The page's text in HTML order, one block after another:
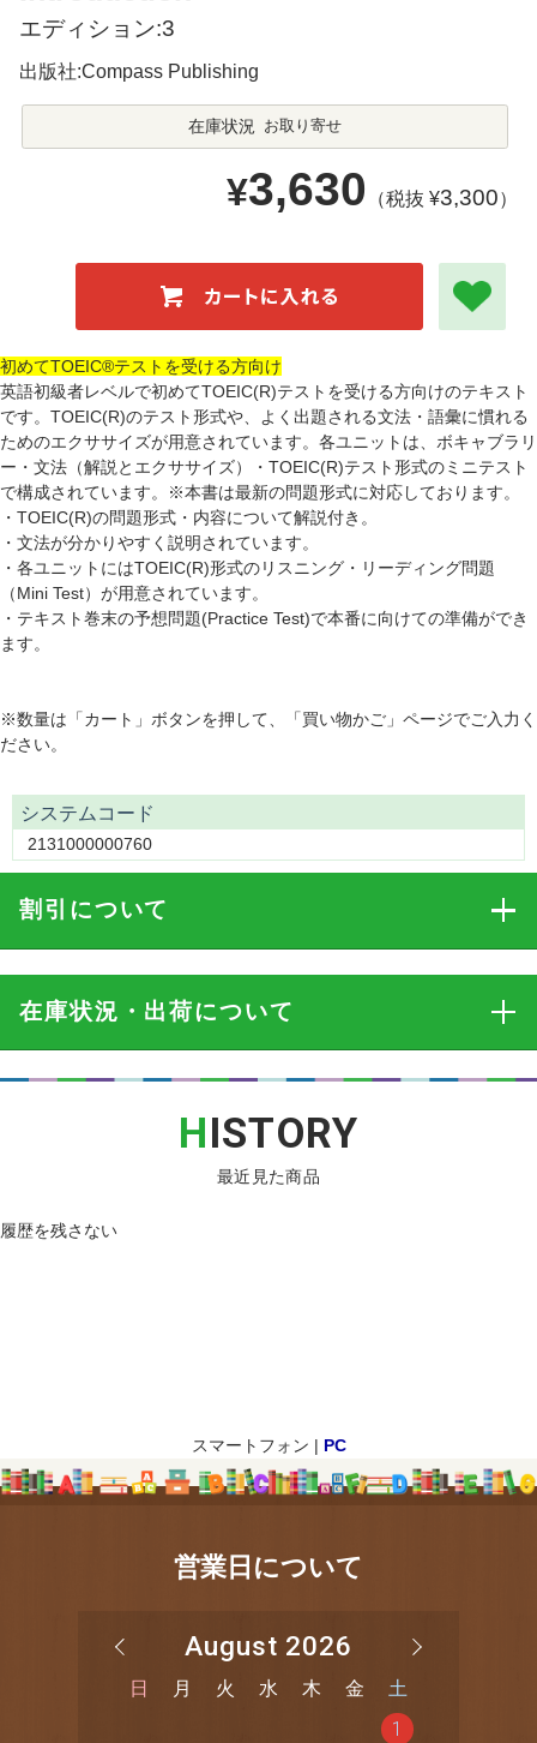
エディション:3
出版社:Compass Publishing
在庫状況 お取り寄せ
¥3,630 （税抜 ¥3,300）
初めてTOEIC®テストを受ける方向け
英語初級者レベルで初めてTOEIC(R)テストを受ける方向けのテキスト
です。TOEIC(R)のテスト形式や、よく出題される文法・語彙に慣れる
ためのエクササイズが用意されています。各ユニットは、ボキャブラリ
ー・文法（解説とエクササイズ）・TOEIC(R)テスト形式のミニテスト
で構成されています。※本書は最新の問題形式に対応しております。
・TOEIC(R)の問題形式・内容について解説付き。
・文法が分かりやすく説明されています。
・各ユニットにはTOEIC(R)形式のリスニング・リーディング問題
（Mini Test）が用意されています。
・テキスト巻末の予想問題(Practice Test)で本番に向けての準備ができ
ます。
※数量は「カート」ボタンを押して、「買い物かご」ページでご入力く
ださい。
システムコード
2131000000760
割引 について
在庫状況・出荷について
HISTORY
最近見た商品
履歴を残さない
スマートフォン | PC
営業日について
August 2026
日 月 火 水 木 金
土
1